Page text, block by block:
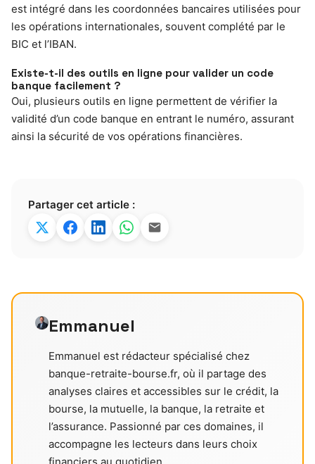
est intégré dans les coordonnées bancaires utilisées pour
les opérations internationales, souvent complété par le
BIC et l’IBAN.
Existe-t-il des outils en ligne pour valider un code
banque facilement ?
Oui, plusieurs outils en ligne permettent de vérifier la
validité d’un code banque en entrant le numéro, assurant
ainsi la sécurité de vos opérations financières.
Partager cet article :
Emmanuel
Emmanuel est rédacteur spécialisé chez
banque-retraite-bourse.fr, où il partage des
analyses claires et accessibles sur le crédit, la
bourse, la mutuelle, la banque, la retraite et
l’assurance. Passionné par ces domaines, il
accompagne les lecteurs dans leurs choix